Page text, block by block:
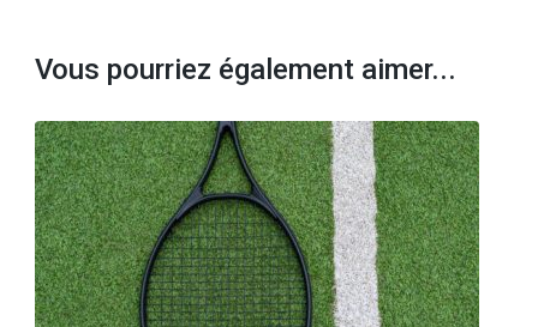
Vous pourriez également aimer...